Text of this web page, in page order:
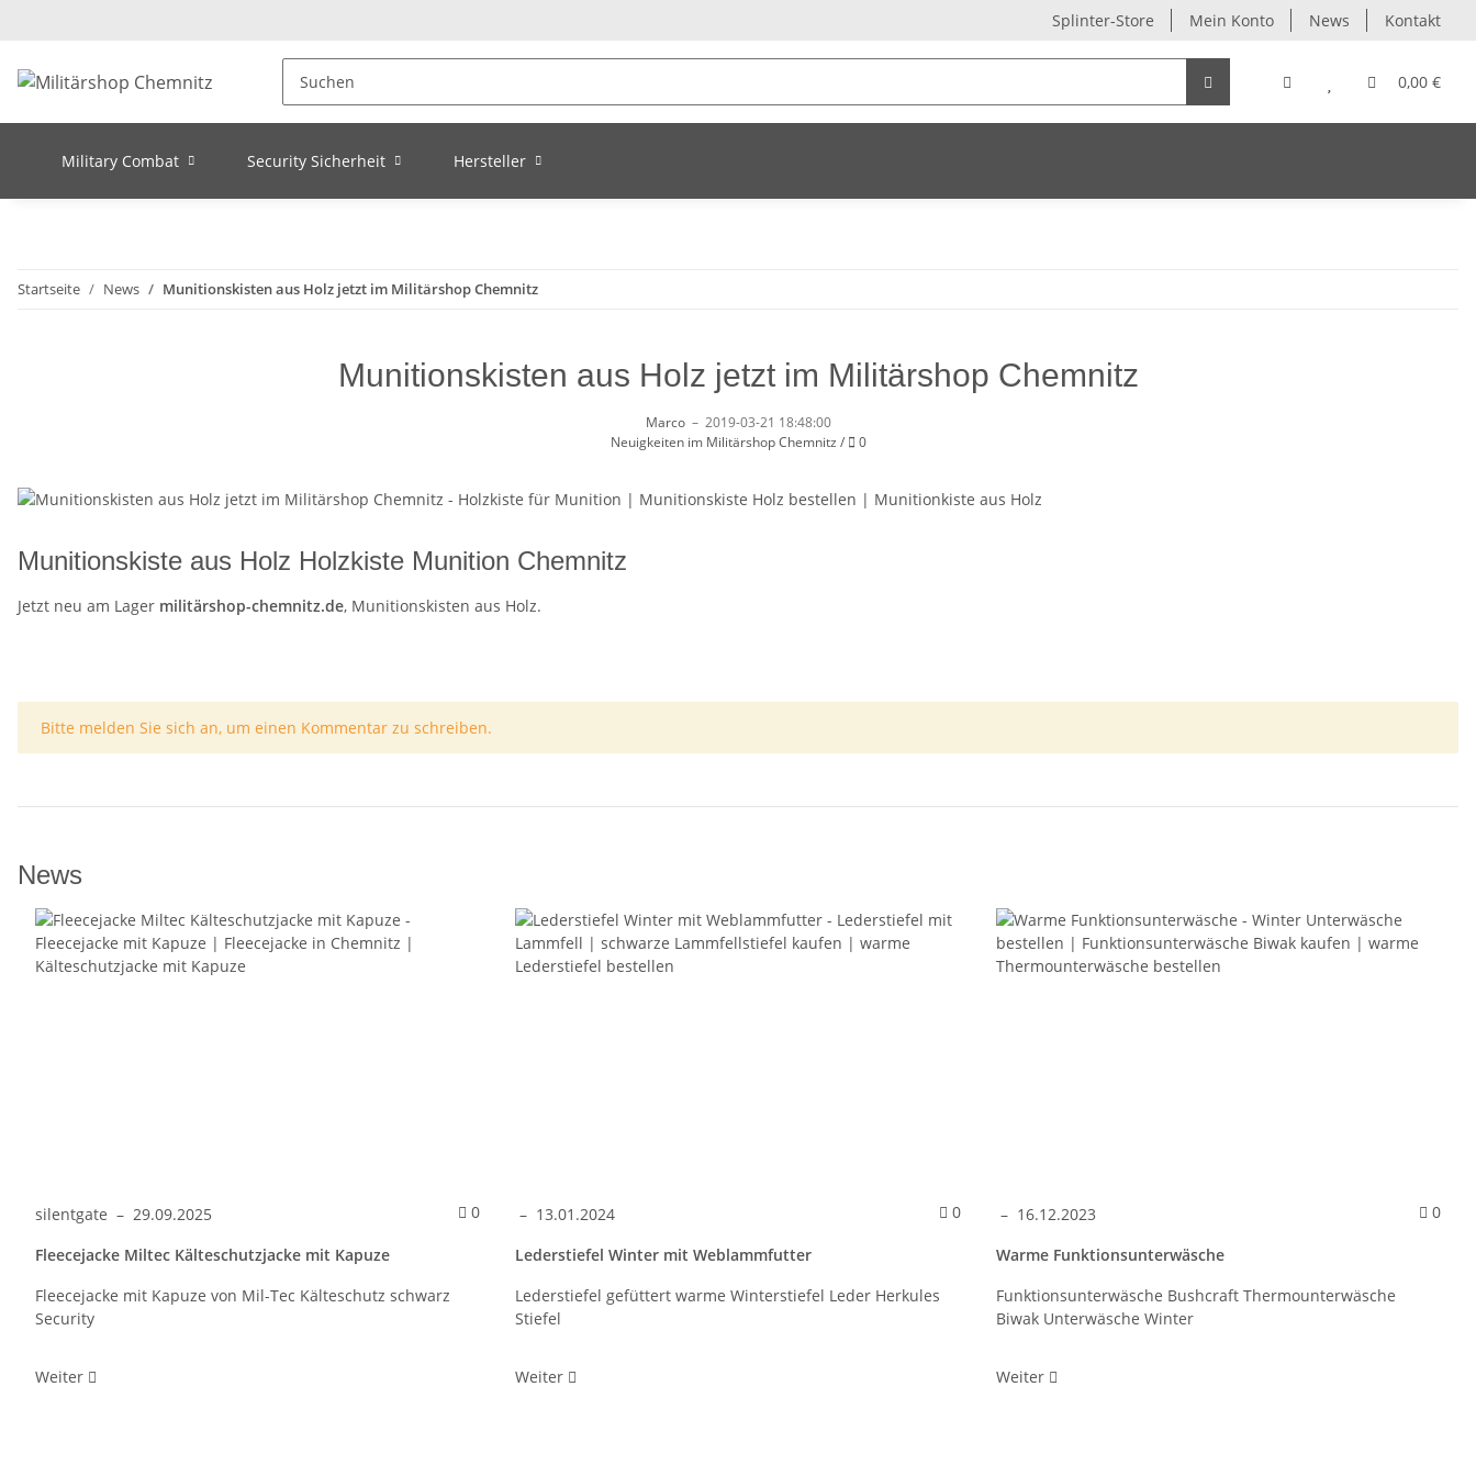
Splinter-Store Mein Konto News Kontakt
0,00 €
Military Combat Security Sicherheit Hersteller
Startseite News Munitionskisten aus Holz jetzt im Militärshop Chemnitz
Munitionskisten aus Holz jetzt im Militärshop Chemnitz
Marco– 2019-03-21 18:48:00
Neuigkeiten im Militärshop Chemnitz / Kommentare
0
Munitionskiste aus Holz Holzkiste Munition Chemnitz
Jetzt neu am Lager militärshop-chemnitz.de, Munitionskisten aus Holz.
x
Bitte melden Sie sich an, um einen Kommentar zu schreiben.
News
silentgate – 29.09.2025 Kommentare
0
Fleecejacke Miltec Kälteschutzjacke mit Kapuze
Fleecejacke mit Kapuze von Mil-Tec Kälteschutz schwarz
Security
Weiter
– 13.01.2024 Kommentare
0
Lederstiefel Winter mit Weblammfutter
Lederstiefel gefüttert warme Winterstiefel Leder Herkules
Stiefel
Weiter
– 16.12.2023 0
Warme Funktionsunterwäsche
Funktionsunterwäsche Bushcraft Thermounterwäsche
Biwak Unterwäsche Winter
Weiter